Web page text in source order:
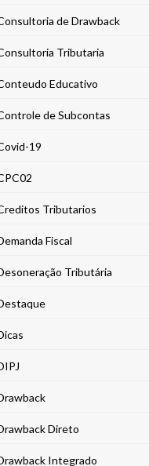
de Drawback
Tributaria
Educativo
de Subcontas
19
Tributarios
Fiscal
Tributária
Direto
Integrado